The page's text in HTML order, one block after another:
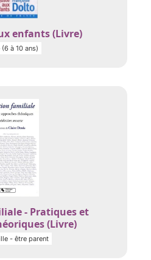
enfants (Livre)
(6 à 10 ans)
- Pratiques et
(Livre)
- être parent